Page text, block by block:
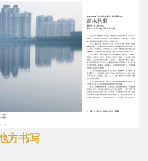
方书写